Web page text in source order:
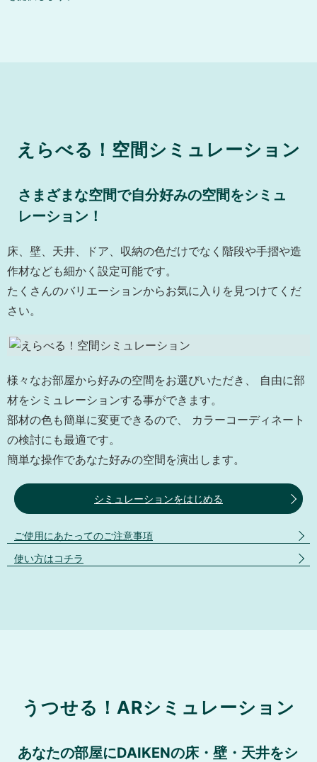
えらべる！空間シミュレーション
さまざまな空間で自分好みの空間をシミュ
レーション！
床、壁、天井、ドア、収納の⾊だけでなく階段や⼿摺や造
作材なども細かく設定可能です。
たくさんのバリエーションからお気に⼊りを⾒つけてくだ
さい。
様々なお部屋から好みの空間をお選びいただき、 自由に部
材をシミュレーションする事ができます。
部材の色も簡単に変更できるので、 カラーコーディネート
の検討にも最適です。
簡単な操作であなた好みの空間を演出します。
シミュレーションをはじめる
ご使用にあたってのご注意事項
使い方はコチラ
うつせる！ARシミュレーション
あなたの部屋にDAIKENの床・壁・天井をシ